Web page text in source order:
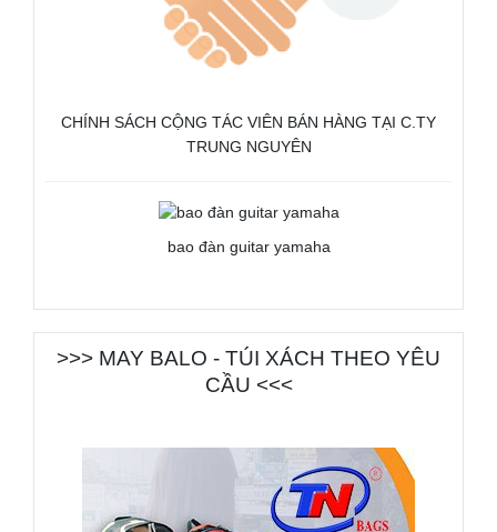
CHÍNH SÁCH CỘNG TÁC VIÊN BÁN HÀNG TẠI C.TY
TRUNG NGUYÊN
bao đàn guitar yamaha
>>> MAY BALO - TÚI XÁCH THEO YÊU
CẦU <<<